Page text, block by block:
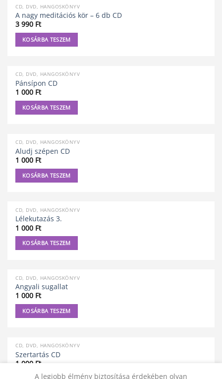
CD, DVD, HANGOSKÖNYV
A nagy meditációs kör – 6 db CD
3 990 Ft
KOSÁRBA TESZEM
CD, DVD, HANGOSKÖNYV
Pánsípon CD
1 000 Ft
KOSÁRBA TESZEM
CD, DVD, HANGOSKÖNYV
Aludj szépen CD
1 000 Ft
KOSÁRBA TESZEM
CD, DVD, HANGOSKÖNYV
Lélekutazás 3.
1 000 Ft
KOSÁRBA TESZEM
CD, DVD, HANGOSKÖNYV
Angyali sugallat
1 000 Ft
KOSÁRBA TESZEM
CD, DVD, HANGOSKÖNYV
Szertartás CD
1 000 Ft
A legjobb élmény biztosítása érdekében olyan